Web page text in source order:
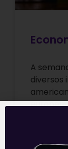
A
diversos
Leia